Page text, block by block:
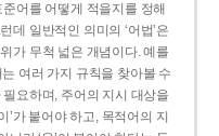
준어를 어떻게 적을지를 정해
데 일반적인 의미의 ‘어법’은
가 무척 넓은 개념이다. 예를
여러 가지 규칙을 찾아볼 수
필요하며, 주어의 지시 대상을
’가 붙어야 하고, 목적어의 지